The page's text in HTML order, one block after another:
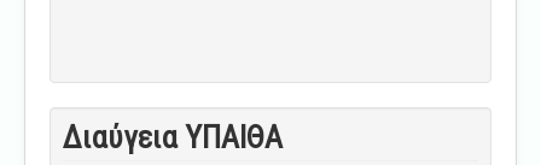
Διαύγεια ΥΠΑΙΘA